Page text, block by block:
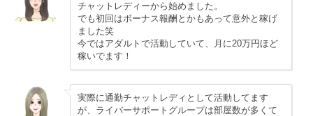
チャットレディーから始めました。
でも初回はボーナス報酬とかもあって意外と稼げ
ました笑
今ではアダルトで活動していて、月に20万円ほど
稼いでます！
実際に通勤チャットレディとして活動してます
が、ライバーサポートグループは部屋数が多くて